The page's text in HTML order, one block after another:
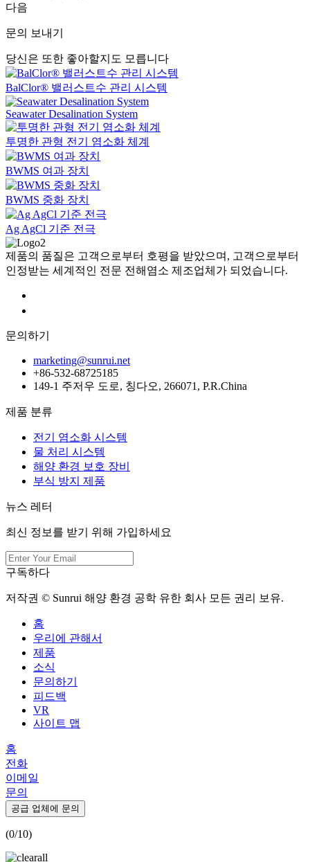
다음
문의 보내기
당신은 또한 좋아할지도 모릅니다
BalClor® 밸러스트수 관리 시스템
Seawater Desalination System
투명한 관형 전기 염소화 체계
BWMS 여과 장치
BWMS 중화 장치
Ag AgCl 기준 전극
제품의 품질은 고객으로부터 호평을 받았으며, 고객으로부터
인정받는 세계적인 전문 전해염소 제조업체가 되었습니다.
문의하기
marketing@sunrui.net
+86-532-68725185
149-1 주저우 도로, 칭다오, 266071, P.R.China
제품 분류
전기 염소화 시스템
물 처리 시스템
해양 환경 보호 장비
부식 방지 제품
뉴스 레터
최신 정보를 받기 위해 가입하세요
구독하다
저작권 © Sunrui 해양 환경 공학 유한 회사 모든 권리 보유.
홈
우리에 관해서
제품
소식
문의하기
피드백
VR
사이트 맵
홈
전화
이메일
문의
공급 업체에 문의
(0/10)